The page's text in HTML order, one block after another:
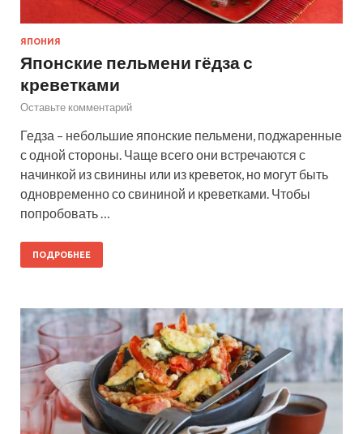
ЯПОНИЯ
Японские пельмени гёдза с
креветками
Оставьте комментарий
Гедза – небольшие японские пельмени, поджаренные
с одной стороны. Чаще всего они встречаются с
начинкой из свинины или из креветок, но могут быть
одновременно со свининой и креветками. Чтобы
попробовать …
ПОДРОБНЕЕ